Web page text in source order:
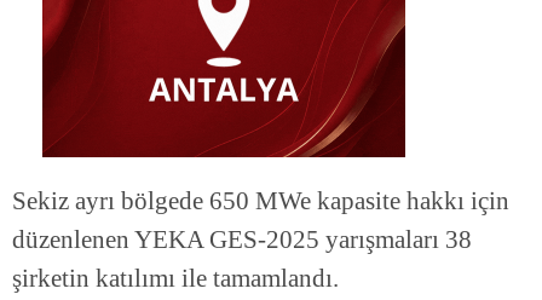
Sekiz ayrı bölgede 650 MWe kapasite hakkı için
düzenlenen YEKA GES-2025 yarışmaları 38
şirketin katılımı ile tamamlandı.